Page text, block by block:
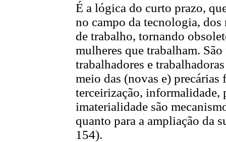
É a lógica do curto prazo,
no campo da tecnologia,
de trabalho, tornando
mulheres que trabalham.
trabalhadores e
meio das (novas e) precárias
terceirização, informalidade,
imaterialidade são
quanto para a ampliação da
154).